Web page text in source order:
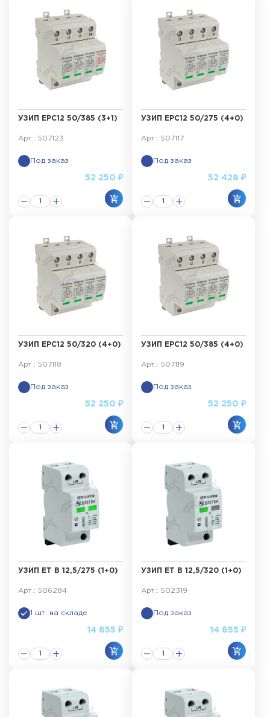
УЗИП ЕРС12 50/385 (3+1)
Арт.: 507123
Под заказ
52 250 ₽
УЗИП ЕРС12 50/275 (4+0)
Арт.: 507117
Под заказ
52 428 ₽
УЗИП ЕРС12 50/320 (4+0)
Арт.: 507118
Под заказ
52 250 ₽
УЗИП ЕРС12 50/385 (4+0)
Арт.: 507119
Под заказ
52 250 ₽
УЗИП ET B 12,5/275 (1+0)
Арт.: 506284
1 шт. на складе
14 855 ₽
УЗИП ET B 12,5/320 (1+0)
Арт.: 502319
Под заказ
14 855 ₽